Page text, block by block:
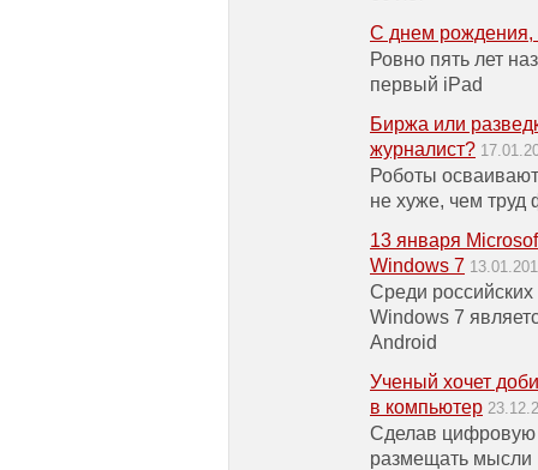
C днем рождения,
Ровно пять лет
первый iPad
Биржа или
журналист?
Роботы
не хуже, чем труд
13 января
Windows 7
Cреди
Windows 7
Android
Ученый хочет
в компьютер
Сделав
размещать мысли